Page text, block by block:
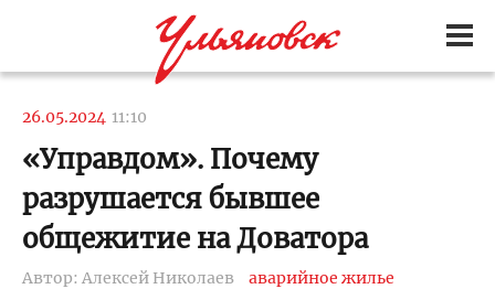
26.05.2024 11:10
«Управдом». Почему
разрушается бывшее
общежитие на Доватора
Автор: Алексей Николаев аварийное жилье